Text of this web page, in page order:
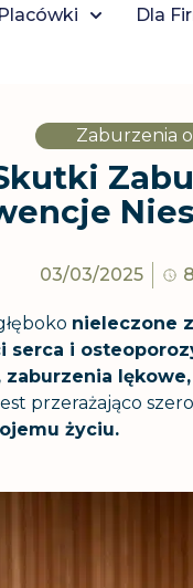
Placówki Dla
Zaburzenia
03/03/2025
nieleczone
serca i
zaburzenia
przerażająco
życiu.